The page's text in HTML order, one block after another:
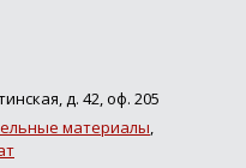
д. 42, оф. 205
материалы,